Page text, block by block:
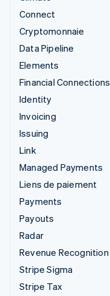
Connect
Cryptomonnaie
Data Pipeline
Elements
Financial Connections
Identity
Invoicing
Issuing
Link
Managed Payments
Liens de paiement
Payments
Payouts
Radar
Revenue Recognition
Stripe Sigma
Stripe Tax